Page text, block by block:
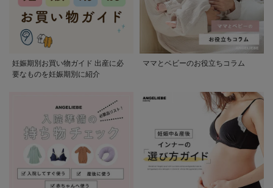
妊娠期別お買い物ガイド 出産に必
要なものを妊娠期別に紹介
ママとベビーのお役立ちコラム